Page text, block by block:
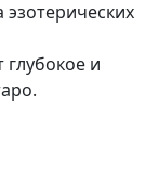
глубокое и